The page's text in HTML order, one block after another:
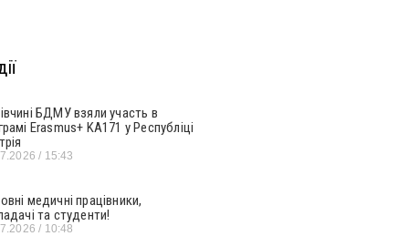
БДМУ взяли участь в
Erasmus+ KA171 у Республіці
15:43
медичні працівники,
та студенти!
10:48